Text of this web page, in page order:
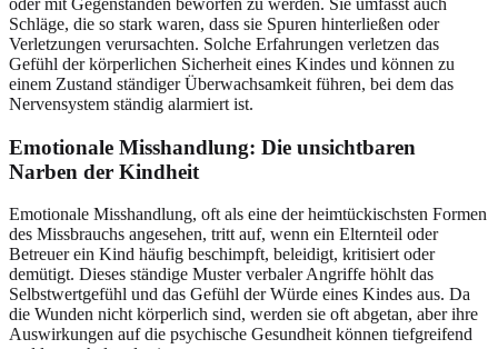
oder mit Gegenständen beworfen zu werden. Sie umfasst auch
Schläge, die so stark waren, dass sie Spuren hinterließen oder
Verletzungen verursachten. Solche Erfahrungen verletzen das
Gefühl der körperlichen Sicherheit eines Kindes und können zu
einem Zustand ständiger Überwachsamkeit führen, bei dem das
Nervensystem ständig alarmiert ist.
Emotionale Misshandlung: Die unsichtbaren
Narben der Kindheit
Emotionale Misshandlung, oft als eine der heimtückischsten Formen
des Missbrauchs angesehen, tritt auf, wenn ein Elternteil oder
Betreuer ein Kind häufig beschimpft, beleidigt, kritisiert oder
demütigt. Dieses ständige Muster verbaler Angriffe höhlt das
Selbstwertgefühl und das Gefühl der Würde eines Kindes aus. Da
die Wunden nicht körperlich sind, werden sie oft abgetan, aber ihre
Auswirkungen auf die psychische Gesundheit können tiefgreifend